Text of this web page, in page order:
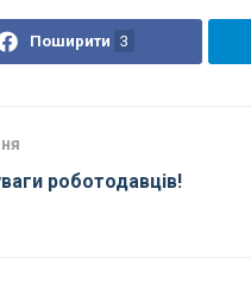
Поширити 3
роботодавців!